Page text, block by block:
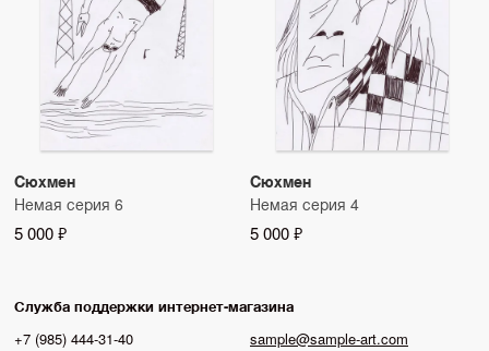
Сюхмен
Немая серия 6
5 000 ₽
Сюхмен
Немая серия 4
5 000 ₽
Служба поддержки интернет-магазина
+7 (985) 444-31-40
sample@sample-art.com